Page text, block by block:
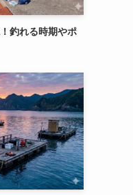
釣れる時期やポ